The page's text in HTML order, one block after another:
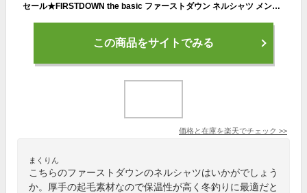
セール★FIRSTDOWN the basic ファーストダウン ネルシャツ メンズ 長袖 起毛シャツ 厚手 レギュラー ボタンダウン トップス 秋 冬【B8L】【パケ1】
この商品をサイトでみる
価格と在庫を楽天でチェック >>
まくりん
こちらのファーストダウンのネルシャツはいかがでしょう
か。厚手の起毛素材なので保温性が高く冬釣りに最適だと